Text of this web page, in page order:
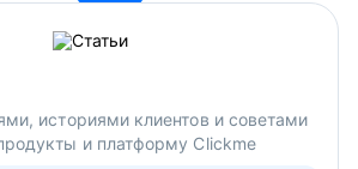
историями клиентов и советами
и платформу Clickme